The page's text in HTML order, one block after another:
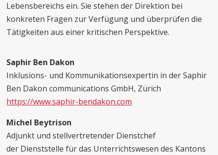
Lebensbereichs ein. Sie stehen der Direktion bei
konkreten Fragen zur Verfügung und überprüfen die
Tätigkeiten aus einer kritischen Perspektive.
Saphir Ben Dakon
Inklusions- und Kommunikationsexpertin in der Saphir
Ben Dakon communications GmbH, Zürich
https://www.saphir-bendakon.com
Michel Beytrison
Adjunkt und stellvertretender Dienstchef
der Dienststelle für das Unterrichtswesen des Kantons